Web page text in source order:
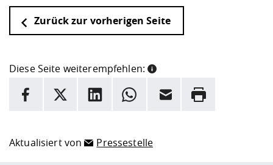
Zurück zur vorherigen Seite
Diese Seite weiterempfehlen:
INFORMATION
Hier stehen weitere Informationen und ein Link zur
Facebook
X LinkedInWhatsappE-Mail Drucken
Aktualisiert von Pressestelle